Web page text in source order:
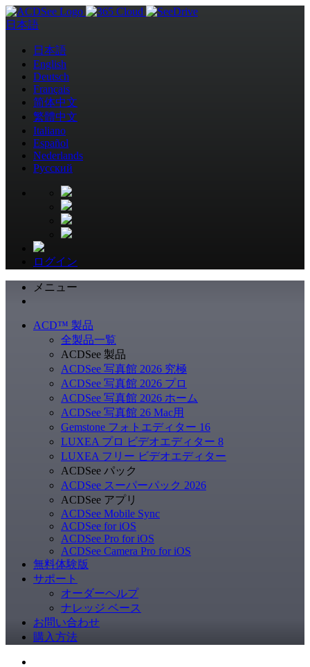
日本語
日本語
English
Deutsch
Français
简体中文
繁體中文
Italiano
Español
Nederlands
Pусский
ログイン
メニュー
ACD™ 製品
全製品一覧
ACDSee 製品
ACDSee 写真館 2026 究極
ACDSee 写真館 2026 プロ
ACDSee 写真館 2026 ホーム
ACDSee 写真館 26 Mac用
Gemstone フォトエディター 16
LUXEA プロ ビデオエディター 8
LUXEA フリー ビデオエディター
ACDSee パック
ACDSee スーパーパック 2026
ACDSee アプリ
ACDSee Mobile Sync
ACDSee for iOS
ACDSee Pro for iOS
ACDSee Camera Pro for iOS
無料体験版
サポート
オーダーヘルプ
ナレッジ ベース
お問い合わせ
購入方法